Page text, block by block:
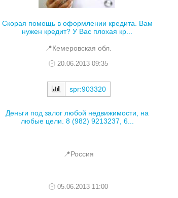
Скорая помощь в оформлении кредита. Вам
нужен кредит? У Вас плохая кр...
📍Кемеровская обл.
20.06.2013 09:35
spr:903320
Деньги под залог любой недвижимости, на
любые цели. 8 (982) 9213237, 6...
📍Россия
05.06.2013 11:00